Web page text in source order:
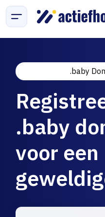
.baby
.baby
voor een